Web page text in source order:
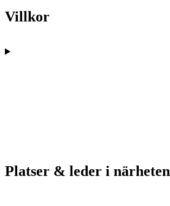
Villkor
Platser & leder i närheten